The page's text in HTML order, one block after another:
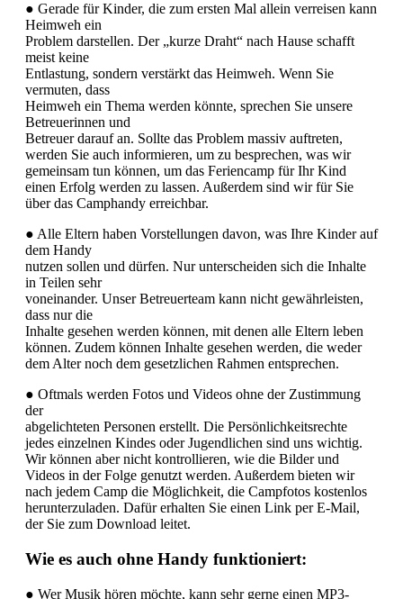
● Gerade für Kinder, die zum ersten Mal allein verreisen kann
Heimweh ein
Problem darstellen. Der „kurze Draht“ nach Hause schafft
meist keine
Entlastung, sondern verstärkt das Heimweh. Wenn Sie
vermuten, dass
Heimweh ein Thema werden könnte, sprechen Sie unsere
Betreuerinnen und
Betreuer darauf an. Sollte das Problem massiv auftreten,
werden Sie auch informieren, um zu besprechen, was wir
gemeinsam tun können, um das Feriencamp für Ihr Kind
einen Erfolg werden zu lassen. Außerdem sind wir für Sie
über das Camphandy erreichbar.
● Alle Eltern haben Vorstellungen davon, was Ihre Kinder auf
dem Handy
nutzen sollen und dürfen. Nur unterscheiden sich die Inhalte
in Teilen sehr
voneinander. Unser Betreuerteam kann nicht gewährleisten,
dass nur die
Inhalte gesehen werden können, mit denen alle Eltern leben
können. Zudem können Inhalte gesehen werden, die weder
dem Alter noch dem gesetzlichen Rahmen entsprechen.
● Oftmals werden Fotos und Videos ohne der Zustimmung
der
abgelichteten Personen erstellt. Die Persönlichkeitsrechte
jedes einzelnen Kindes oder Jugendlichen sind uns wichtig.
Wir können aber nicht kontrollieren, wie die Bilder und
Videos in der Folge genutzt werden. Außerdem bieten wir
nach jedem Camp die Möglichkeit, die Campfotos kostenlos
herunterzuladen. Dafür erhalten Sie einen Link per E-Mail,
der Sie zum Download leitet.
Wie es auch ohne Handy funktioniert:
● Wer Musik hören möchte, kann sehr gerne einen MP3-